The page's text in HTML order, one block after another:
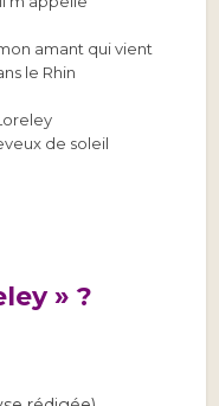
amant qui vient
le Rhin
de soleil
» ?